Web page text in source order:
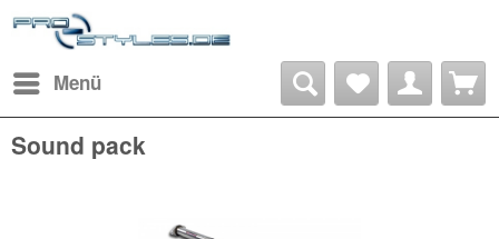
Menü
Sound pack